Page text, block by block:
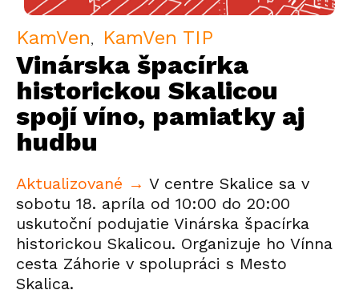
KamVen KamVen TIP
Vinárska špacírka
historickou Skalicou
spojí víno, pamiatky aj
hudbu
Aktualizované → V centre Skalice sa v
sobotu 18. apríla od 10:00 do 20:00
uskutoční podujatie Vinárska špacírka
historickou Skalicou. Organizuje ho Vínna
cesta Záhorie v spolupráci s Mesto
Skalica.